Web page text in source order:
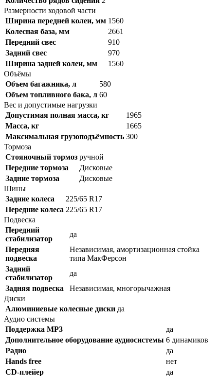
Размерности ходовой части
Ширина передней колеи, мм 1560
Колесная база, мм
2661
Передний свес
910
Задний свес
970
Ширина задней колеи, мм
1560
Объёмы
Объем багажника, л
580
Объем топливного бака, л 60
Вес и допустимые нагрузки
Допустимая полная масса, кг
1965
Масса, кг
1665
Максимальная грузоподъёмность 300
Тормоза
Стояночный тормоз ручной
Передние тормоза
Дисковые
Задние тормоза
Дисковые
Шины
Задние колеса
225/65 R17
Передние колеса 225/65 R17
Подвеска
Передний
стабилизатор
да
Передняя
подвеска
Независимая, амортизационная стойка
типа МакФерсон
Задний
стабилизатор
да
Задняя подвеска
Независимая, многорычажная
Диски
Алюминиевые колесные диски да
Аудио системы
Поддержка MP3
да
Дополнительное оборудование аудиосистемы 6 динамиков
Радио
да
Hands free
нет
CD-плейер
да